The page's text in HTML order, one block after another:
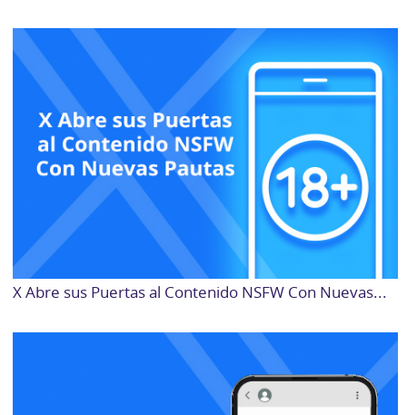
X Abre sus Puertas al Contenido NSFW Con Nuevas...